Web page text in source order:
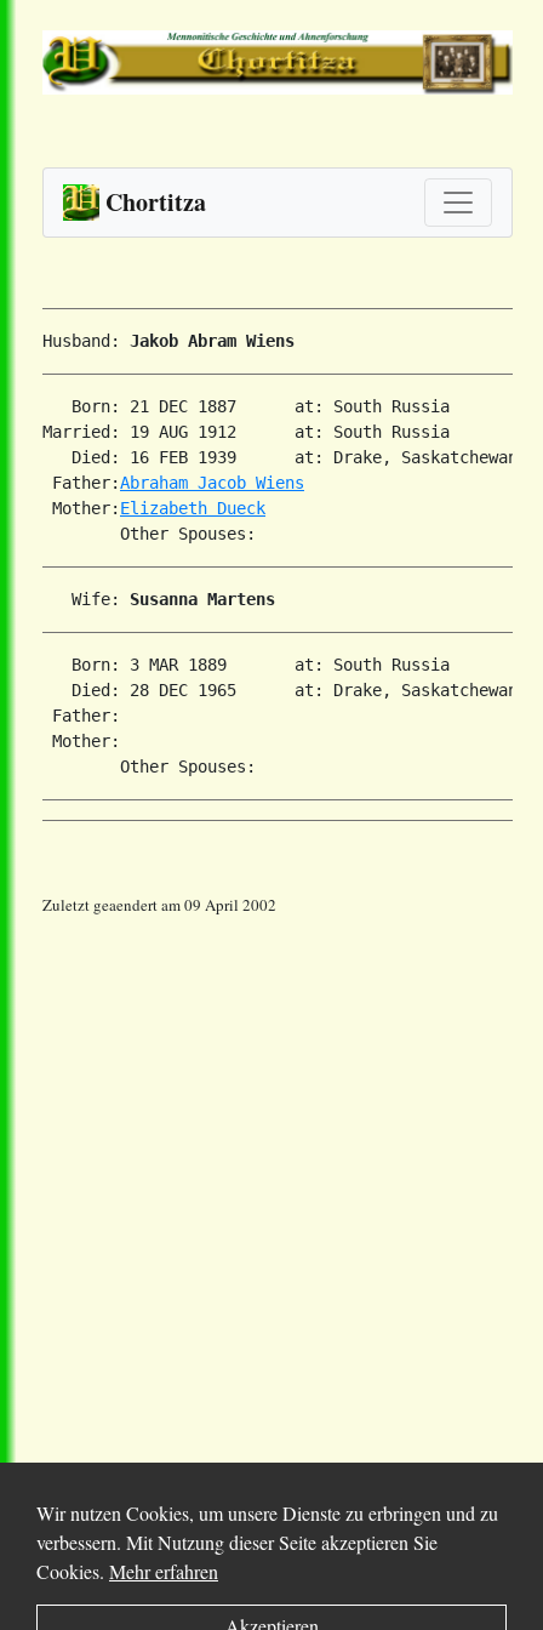
Chortitza
Husband: Jakob Abram Wiens
   Born: 21 DEC 1887      at: South Russia
Married: 19 AUG 1912      at: South Russia
   Died: 16 FEB 1939      at: Drake, Saskatchewan
Father:Abraham Jacob Wiens
Mother: Elizabeth Dueck
   Wife:
Susanna Martens
   Born: 3 MAR 1889       at: South Russia
   Died: 28 DEC 1965      at: Drake, Saskatchewan
Father:
Mother:
Zuletzt geaendert am 09 April 2002
© 2025 Chortitza.org | Supported byD. F. Plett
Wir nutzen Cookies, um unsere Dienste zu erbringen und zu
verbessern. Mit Nutzung dieser Seite akzeptieren Sie
Cookies. Mehr erfahren